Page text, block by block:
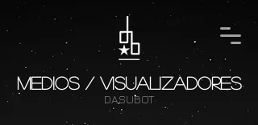
MEDIOS / VISUALIZADORES
DASUBOT